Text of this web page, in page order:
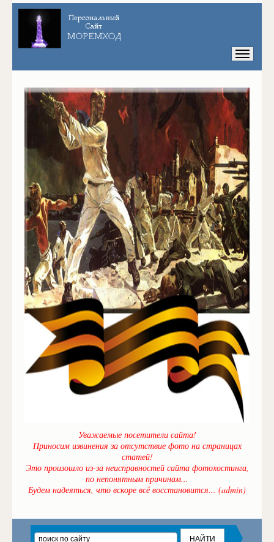
Уважаемые посетители сайта!
Приносим извинения за отсутствие фото на страницах
статей!
Это произошло из-за неисправностей сайта фотохостинга,
по непонятным причинам...
Будем надеяться, что вскоре всё восстановится... (admin)